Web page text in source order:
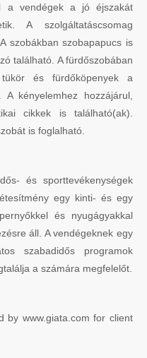
a vendégek a jó éjszakát
A szolgáltatáscsomag
szobákban szobapapucs is
található. A fürdőszobában
és fürdőköpenyek a
A kényelemhez hozzájárul,
cikkek is található(ak).
is foglalható.
és sporttevékenységek
egy kinti- és egy
és nyugágyakkal
áll. A vendégeknek egy
szabadidős programok
a számára megfelelőt.
by www.giata.com for client